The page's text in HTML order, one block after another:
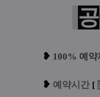
공
❥ 100% 예약
❥ 예 약시간 [